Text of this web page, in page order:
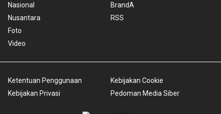
Nasional
Nusantara
Foto
Video
BrandA
RSS
Ketentuan Penggunaan
Kebijakan Privasi
Kebijakan Cookie
Pedoman Media Siber